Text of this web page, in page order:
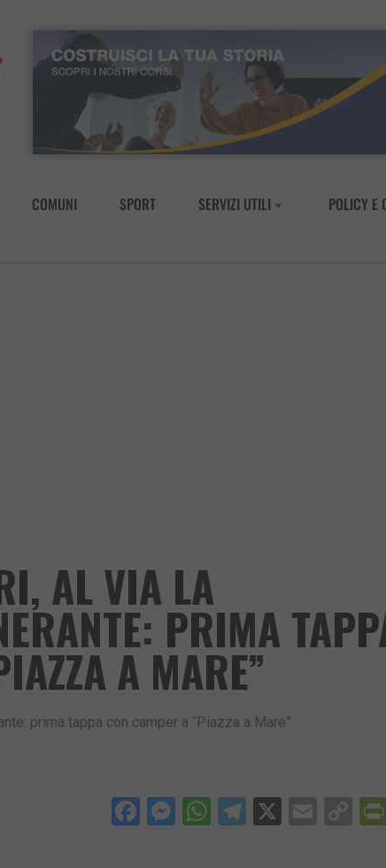
COMUNI SPORT SERVIZI UTILI
POLICY E
AL VIA LA
PRIMA
A MARE”
Facebook
Messenger
WhatsApp
Telegram
X Email